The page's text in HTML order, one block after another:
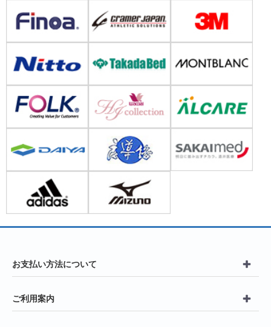
お支払い方法について
ご利用案内